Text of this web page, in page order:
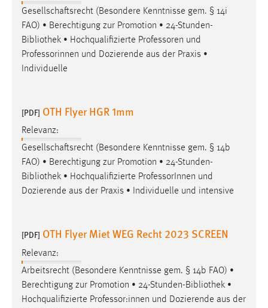
Gesellschaftsrecht (Besondere Kenntnisse gem. § 14i
FAO) • Berechtigung zur Promotion • 24-Stunden-
Bibliothek • Hochqualifizierte Professoren und
Professorinnen und Dozierende aus der Praxis •
Individuelle
[PDF] OTH Flyer HGR 1mm
Relevanz:
Gesellschaftsrecht (Besondere Kenntnisse gem. § 14b
FAO) • Berechtigung zur Promotion • 24-Stunden-
Bibliothek • Hochqualifizierte ProfessorInnen und
Dozierende aus der Praxis • Individuelle und intensive
[PDF] OTH Flyer Miet WEG Recht 2023 SCREEN
Relevanz:
Arbeitsrecht (Besondere Kenntnisse gem. § 14b FAO) •
Berechtigung zur Promotion • 24-Stunden-Bibliothek •
Hochqualifizierte Professor:innen und Dozierende aus der